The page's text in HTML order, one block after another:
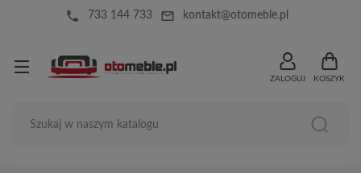
local_phone 733 144 733 mail_outline kontakt@otomeble.pl
ZALOGUJ KOSZYK